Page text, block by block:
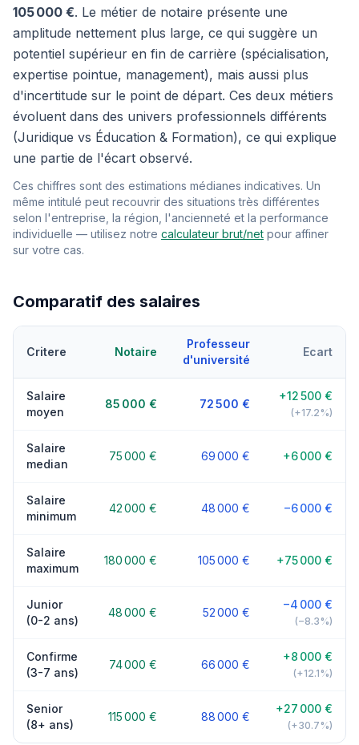
105 000 €. Le métier de notaire présente une
amplitude nettement plus large, ce qui suggère un
potentiel supérieur en fin de carrière (spécialisation,
expertise pointue, management), mais aussi plus
d'incertitude sur le point de départ. Ces deux métiers
évoluent dans des univers professionnels différents
(Juridique vs Éducation & Formation), ce qui explique
une partie de l'écart observé.
Ces chiffres sont des estimations médianes indicatives. Un
même intitulé peut recouvrir des situations très différentes
selon l'entreprise, la région, l'ancienneté et la performance
individuelle — utilisez notre calculateur brut/net pour affiner
sur votre cas.
Comparatif des salaires
Critere Notaire
Professeur
d'université
Ecart
Salaire
moyen
85 000 € 72 500 €
+12 500 €
(+17.2%)
Salaire
median
75 000 € 69 000 € +6 000 €
Salaire
minimum
42 000 € 48 000 € −6 000 €
Salaire
maximum
180 000 € 105 000 € +75 000 €
Junior
(0-2 ans)
48 000 € 52 000 €
−4 000 €
(−8.3%)
Confirme
(3-7 ans)
74 000 € 66 000 €
+8 000 €
(+12.1%)
Senior
(8+ ans)
115 000 € 88 000 €
+27 000 €
(+30.7%)